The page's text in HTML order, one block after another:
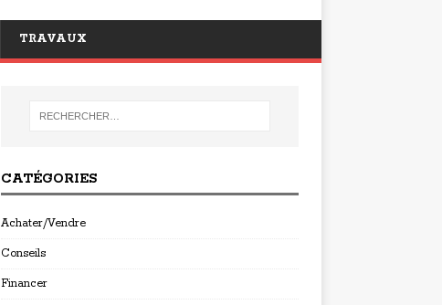
TRAVAUX
CATÉGORIES
Achater/Vendre
Conseils
Financer